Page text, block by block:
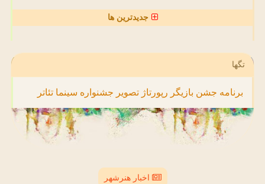
جدیدترین ها
تگها
برنامه جشن بازیگر رپورتاژ تصویر جشنواره سینما تئاتر
اخبار هنرشهر